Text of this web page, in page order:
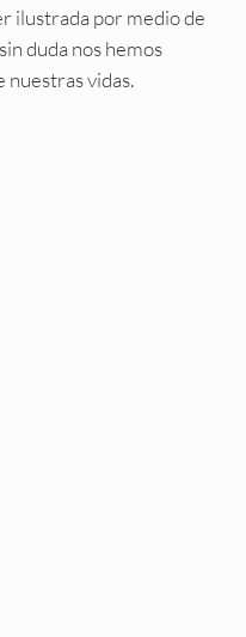
ilustrada por medio de
duda nos hemos
vidas.